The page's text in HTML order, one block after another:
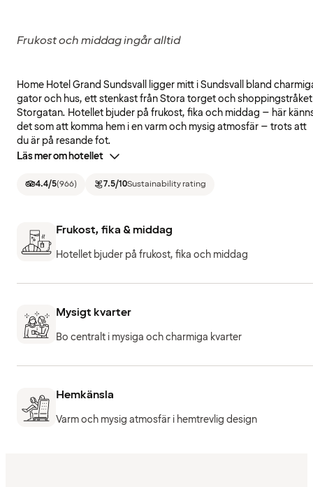
Frukost och middag ingår alltid
Home Hotel Grand Sundsvall ligger mitt i Sundsvall bland
gator och hus, ett stenkast från Stora torget och shoppingstråket
Storgatan. Hotellet bjuder på frukost, fika och middag – här
det som att komma hem i en varm och mysig atmosfär – trots att
du är på resande fot.
Läs mer om hotellet
4.4/5(966) 7.5/10Sustainability rating
Frukost, fika & middag
Hotellet bjuder på frukost, fika och middag
Mysigt kvarter
Bo centralt i mysiga och charmiga kvarter
Hemkänsla
Varm och mysig atmosfär i hemtrevlig design